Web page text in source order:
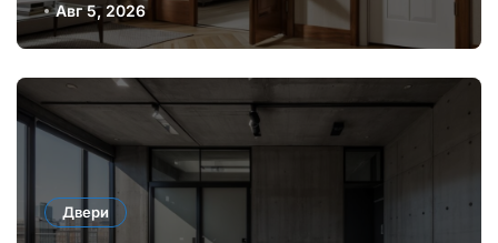
материалы и технологии для
комфортного общения и уединения в
доме
Авг 5, 2026
Двери